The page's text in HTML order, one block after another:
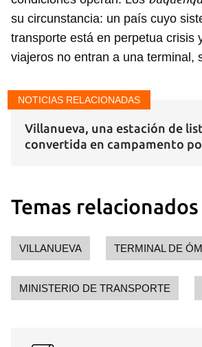
su circunstancia: un país cuyo
transporte está en perpetua crisis
viajeros no entran a una terminal,
NOTICIAS RELACIONADAS
Villanueva, una estación de
convertida en campamento
Temas relacionados
VILLANUEVA TERMINAL DE
MINISTERIO DE TRANSPORTE